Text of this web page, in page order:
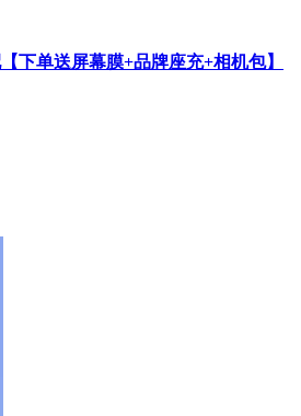
下单送屏幕膜+品牌座充+相机包】